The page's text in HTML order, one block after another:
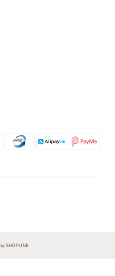
SHOPLINE